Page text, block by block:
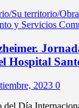
Su territorio/
y Servicios
Hospital
2023 0
del Día